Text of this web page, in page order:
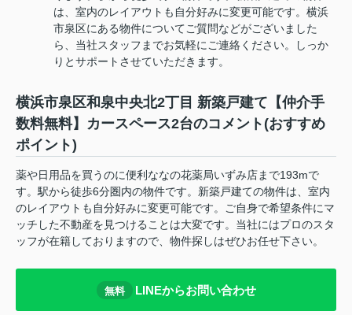
は、室内のレイアウトも自分好みに変更可能です。横浜
市泉区にある物件についてご質問などがございました
ら、当社スタッフまでお気軽にご連絡ください。しっか
りとサポートさせていただきます。
横浜市泉区和泉中央北2丁目 新築戸建て【仲介手
数料無料】カースペース2台のコメント(おすすめ
ポイント)
薬や日用品を買うのに便利ななの花薬局いずみ店まで193mで
す。駅から徒歩6分圏内の物件です。新築戸建ての物件は、室内
のレイアウトも自分好みに変更可能です。ご自身で希望条件にマ
ッチした不動産を見つけることは大変です。当社にはプロのスタ
ッフが在籍しておりますので、物件探しはぜひお任せ下さい。
無料 LINEからお問い合わせ